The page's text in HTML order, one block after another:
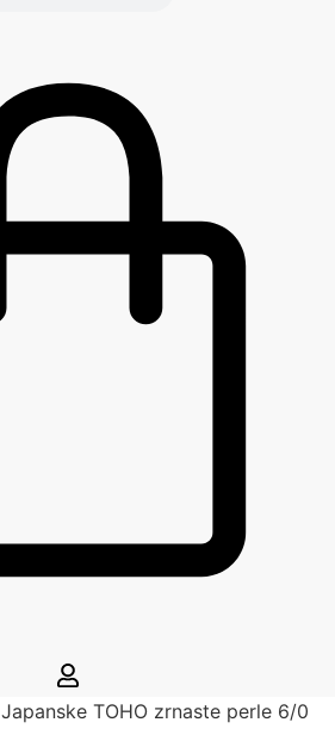
Japanske TOHO zrnaste perle 6/0